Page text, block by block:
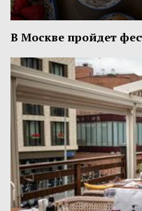
В Москве пройдет